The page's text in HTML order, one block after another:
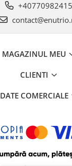
+40770982415
MAGAZINUL MEU
CLIENTI
DATE COMERCIALE